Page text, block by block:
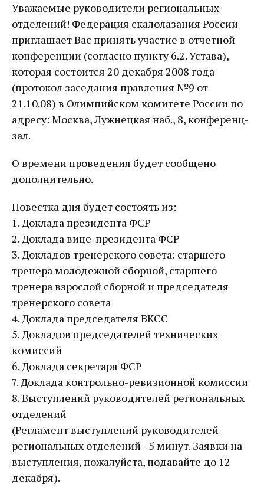
Уважаемые руководители региональных
отделений! Федерация скалолазания России
приглашает Вас принять участие в отчетной
конференции (согласно пункту 6.2. Устава),
которая состоится 20 декабря 2008 года
(протокол заседания правления №9 от
21.10.08) в Олимпийском комитете России по
адресу: Москва, Лужнецкая наб., 8, конференц-
зал.
О времени проведения будет сообщено
дополнительно.
Повестка дня будет состоять из:
1. Доклада президента ФСР
2. Доклада вице-президента ФСР
3. Докладов тренерского совета: старшего
тренера молодежной сборной, старшего
тренера взрослой сборной и председателя
тренерского совета
4. Доклада председателя ВКСС
5. Докладов председателей технических
комиссий
6. Доклада секретаря ФСР
7. Доклада контрольно-ревизионной комиссии
8. Выступлений руководителей региональных
отделений
(Регламент выступлений руководителей
региональных отделений - 5 минут. Заявки на
выступления, пожалуйста, подавайте до 12
декабря).